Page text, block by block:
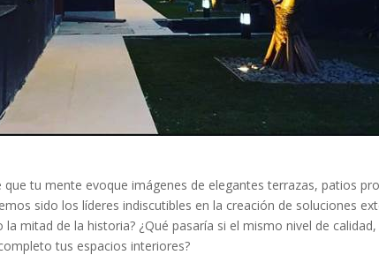
tu mente evoque imágenes de elegantes terrazas, patios
sido los líderes indiscutibles en la creación de soluciones
mitad de la historia? ¿Qué pasaría si el mismo nivel de
tus espacios interiores?